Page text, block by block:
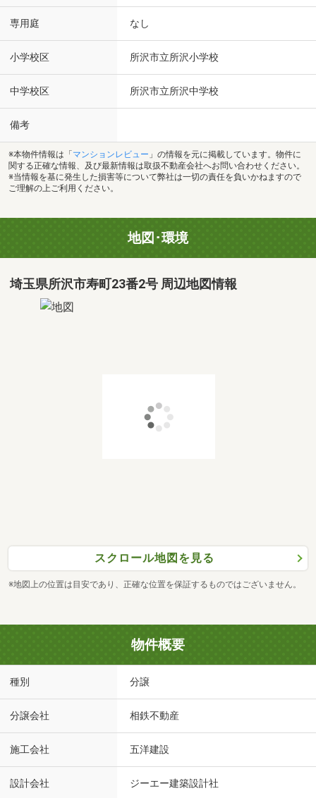
専用庭 なし
小学校区 所沢市立所沢小学校
中学校区 所沢市立所沢中学校
備考
※本物件情報は「 マンションレビュー 」の情報を元に掲載しています。物件に
関する正確な情報、及び最新情報は取扱不動産会社へお問い合わせください。
※当情報を基に発生した損害等について弊社は一切の責任を負いかねますので
ご理解の上ご利用ください。
地図･環境
埼玉県所沢市寿町23番2号 周辺地図情報
スクロール地図を見る
※地図上の位置は目安であり、正確な位置を保証するものではございません。
物件概要
種別 分譲
分譲会社 相鉄不動産
施工会社 五洋建設
設計会社 ジーエー建築設計社